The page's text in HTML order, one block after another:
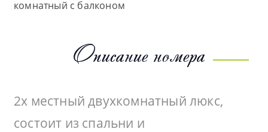
Описание номера
2х местный двухкомнатный люкс,
состоит из спальни и